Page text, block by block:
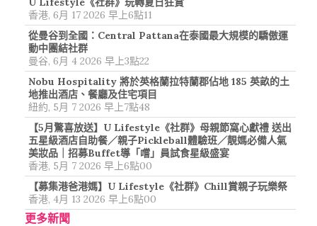
香港, 6月 17 2026 早上6點11
從曼谷到全國：Central Pattana在泰國最大規模的驕傲運
動中團結社群
曼谷, 6月 4 2026 早上3點22
Nobu Hospitality 將於英格蘭拉特蘭郡佔地 185 英畝的土
地推出酒店、餐廳及住宅項目
紐約, 5月 7 2026 早上7點48
【5月驚喜放送】U Lifestyle《社群》母親節窩心獻禮 送出
五星級酒店自助餐／親子Pickleball體驗班／靚媽必備人氣
美妝品｜招募Buffet導「嚐」員試食星級盛宴
香港, 5月 7 2026 早上6點00
【募集港爸港媽】U Lifestyle《社群》Chill賞親子玩樂祭
香港, 4月 13 2026 早上6點00
更多新聞